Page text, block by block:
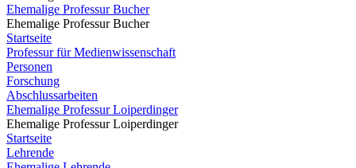
Ehemalige Professur Bucher
Ehemalige Professur Bucher
Startseite
Professur für Medienwissenschaft
Personen
Forschung
Abschlussarbeiten
Ehemalige Professur Loiperdinger
Ehemalige Professur Loiperdinger
Startseite
Lehrende